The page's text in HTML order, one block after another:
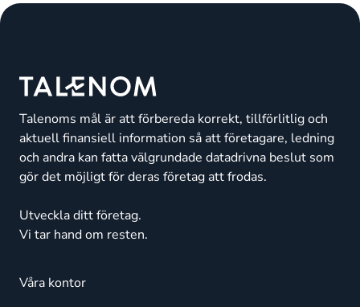
Talenoms mål är att förbereda korrekt, tillförlitlig och
aktuell finansiell information så att företagare, ledning
och andra kan fatta välgrundade datadrivna beslut som
gör det möjligt för deras företag att frodas.
Utveckla ditt företag.
Vi tar hand om resten.
Våra kontor